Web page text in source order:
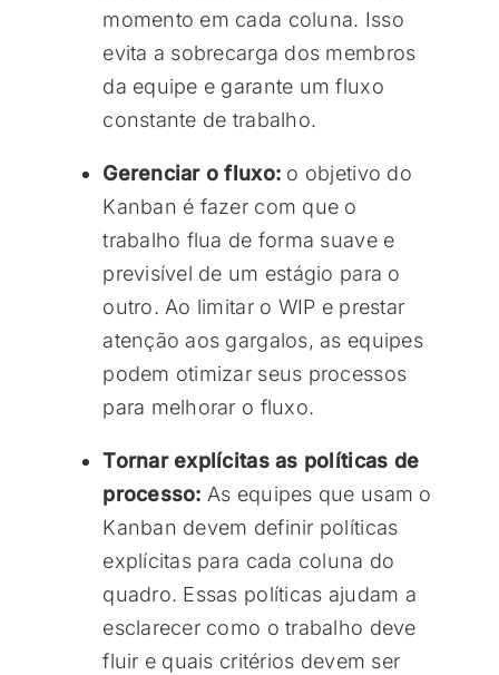
momento em cada coluna. Isso
evita a sobrecarga dos membros
da equipe e garante um fluxo
constante de trabalho.
Gerenciar o fluxo: o objetivo do
Kanban é fazer com que o
trabalho flua de forma suave e
previsível de um estágio para o
outro. Ao limitar o WIP e prestar
atenção aos gargalos, as equipes
podem otimizar seus processos
para melhorar o fluxo.
Tornar explícitas as políticas de
processo: As equipes que usam o
Kanban devem definir políticas
explícitas para cada coluna do
quadro. Essas políticas ajudam a
esclarecer como o trabalho deve
fluir e quais critérios devem ser